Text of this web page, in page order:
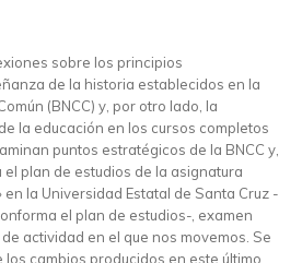
sobre los principios
de la historia establecidos en la
(BNCC) y, por otro lado, la
la educación en los cursos completos
puntos estratégicos de la BNCC y,
plan de estudios de la asignatura
en la Universidad Estatal de Santa Cruz -
el plan de estudios-, examen
actividad en el que nos movemos. Se
cambios producidos en este último